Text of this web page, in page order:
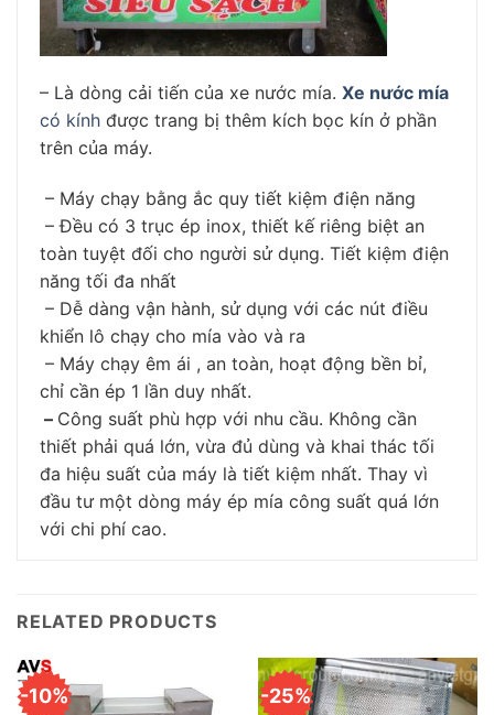
– Là dòng cải tiến của xe nước mía. Xe nước mía
có kính được trang bị thêm kích bọc kín ở phần
trên của máy.
– Máy chạy bằng ắc quy tiết kiệm điện năng
– Đều có 3 trục ép inox, thiết kế riêng biệt an
toàn tuyệt đối cho người sử dụng. Tiết kiệm điện
năng tối đa nhất
– Dễ dàng vận hành, sử dụng với các nút điều
khiển lô chạy cho mía vào và ra
– Máy chạy êm ái , an toàn, hoạt động bền bỉ,
chỉ cần ép 1 lần duy nhất.
– Công suất phù hợp với nhu cầu. Không cần
thiết phải quá lớn, vừa đủ dùng và khai thác tối
đa hiệu suất của máy là tiết kiệm nhất. Thay vì
đầu tư một dòng máy ép mía công suất quá lớn
với chi phí cao.
RELATED PRODUCTS
-10% -25%